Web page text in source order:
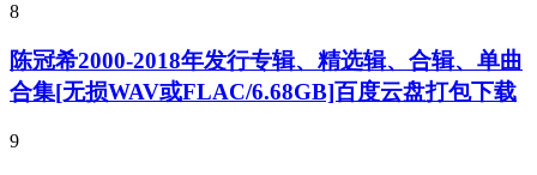
8
陈冠希2000-2018年发行专辑、精选辑、合辑、单曲
合集[无损WAV或FLAC/6.68GB]百度云盘打包下载
9